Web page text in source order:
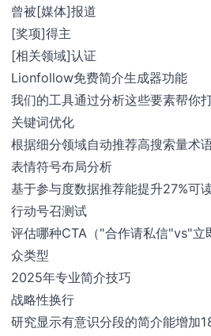
曾被[媒体]报道
[奖项]得主
[相关领域]认证
Lionfollow免费简介生成器功能
我们的工具通过分析这些要素帮你
关键词优化
根据细分领域自动推荐高搜索量术
表情符号布局分析
基于参与度数据推荐能提升27%可
行动号召测试
评估哪种CTA（"合作请私信"vs"立
众类型
2025年专业简介技巧
战略性换行
研究显示有意识分段的简介能增加